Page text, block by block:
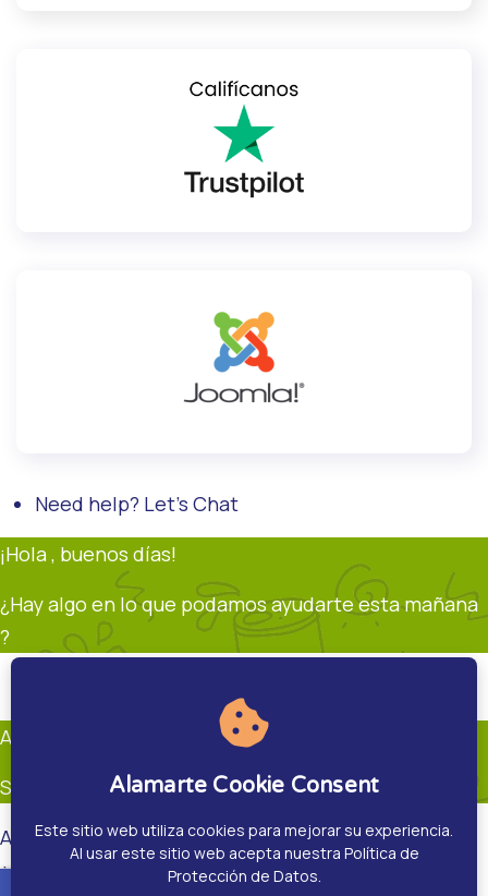
Need help? Let's Chat
¡Hola , buenos días!
¿Hay algo en lo que podamos ayudarte esta mañana
?
Andrés Restrepo
Soporte
Andrés Restrepo
¿Hay algo en que pueda ayudarte?.
Alamarte Cookie Consent
Este sitio web utiliza cookies para mejorar su experiencia.
Al usar este sitio web acepta nuestra Política de
Protección de Datos.